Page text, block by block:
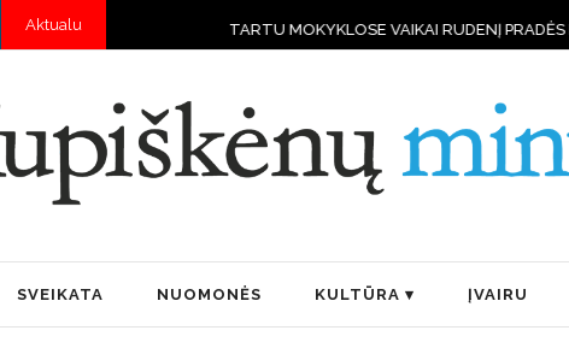
Aktualu
TARTU MOKYKLOSE VAIKAI RUDENĮ PRADĖS MOKYTIS VALDYTI DRONUS
SVEIKATA NUOMONĖS KULTŪRA ĮVAIRU